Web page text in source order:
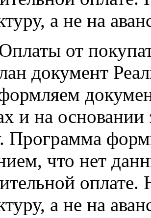
а не на
от
документ
и на основании
Программа
что нет
а не на